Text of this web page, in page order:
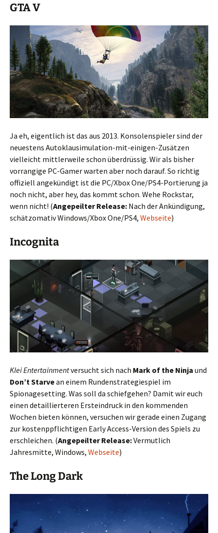
GTA V
Ja eh, eigentlich ist das aus 2013. Konsolenspieler sind der
neuestens Autoklausimulation-mit-einigen-Zusätzen
vielleicht mittlerweile schon überdrüssig. Wir als bisher
vorrangige PC-Gamer warten aber noch darauf. So richtig
offiziell angekündigt ist die PC/Xbox One/PS4-Portierung ja
noch nicht, aber hey, das kommt schon. Wehe Rockstar,
wenn nicht! (Angepeilter Release: Nach der Ankündigung,
schätzomativ Windows/Xbox One/PS4, Webseite)
Incognita
Klei Entertainmentversucht sich nach Mark of the Ninja und
Don’t Starvean einem Rundenstrategiespiel im
Spionagesetting. Was soll da schiefgehen? Damit wir euch
einen detaillierteren Ersteindruck in den kommenden
Wochen bieten können, versuchen wir gerade einen Zugang
zur kostenppflichtigen Early Access-Version des Spiels zu
erschleichen. (Angepeilter Release:Vermutlich
Jahresmitte, Windows, Webseite)
The Long Dark